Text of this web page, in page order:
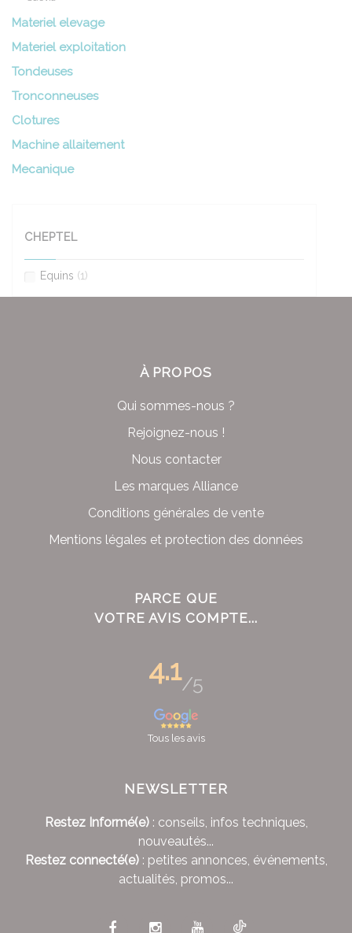
Materiel elevage
Materiel exploitation
Tondeuses
Tronconneuses
Clotures
Machine allaitement
Mecanique
CHEPTEL
Equins (1)
À PROPOS
Qui sommes-nous ?
Rejoignez-nous !
Nous contacter
Les marques Alliance
Conditions générales de vente
Mentions légales et protection des données
PARCE QUE
VOTRE AVIS COMPTE...
4.1/5
Tous les avis
NEWSLETTER
Restez Informé(e): conseils, infos techniques,
nouveautés...
Restez connecté(e): petites annonces, événements,
actualités, promos...